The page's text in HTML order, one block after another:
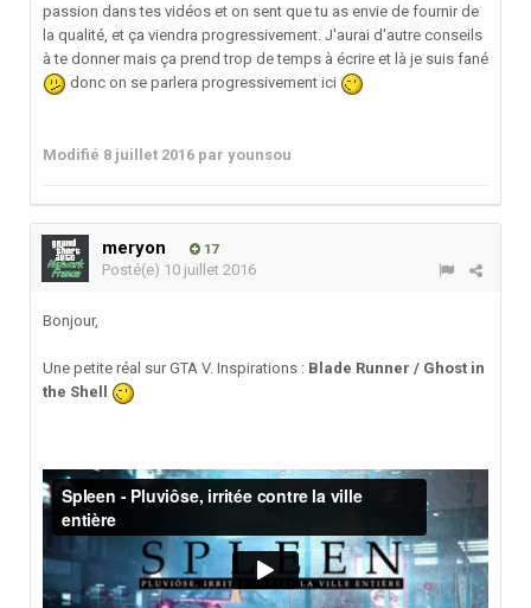
passion dans tes vidéos et on sent que tu as envie de fournir de
la qualité, et ça viendra progressivement. J'aurai d'autre conseils
à te donner mais ça prend trop de temps à écrire et là je suis fané
donc on se parlera progressivement ici
Modifié 8 juillet 2016 par younsou
meryon 17
Posté(e) 10 juillet 2016
Bonjour,
Une petite réal sur GTA V. Inspirations : Blade Runner / Ghost in
the Shell